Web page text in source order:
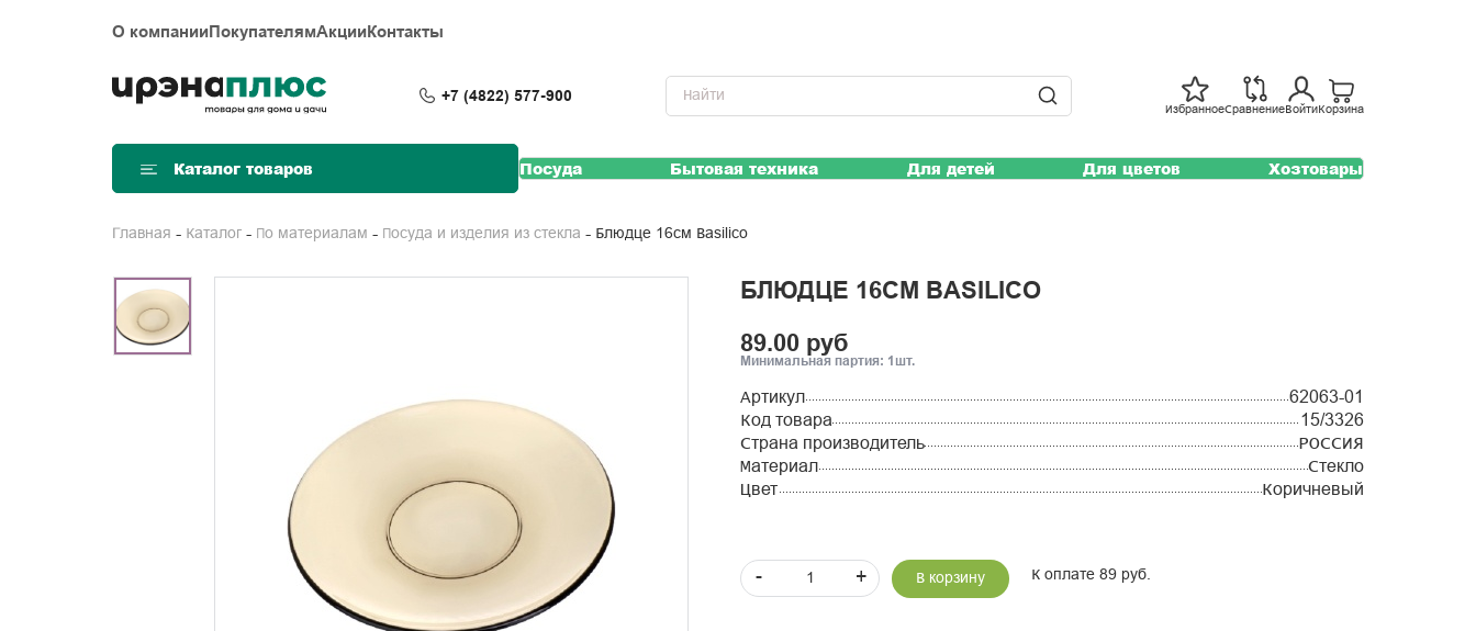
О компанииПокупателямАкцииКонтакты
+7 (4822) 577-900
ИзбранноеСравнение Войти Корзина
Каталог товаров Посуда Бытовая техника Для детей Для цветов Хозтовары
Главная Каталог По материалам Посуда и изделия из стекла Блюдце 16см Basilico
БЛЮДЦЕ 16СМ BASILICO
89.00 руб
Минимальная партия: 1шт.
Артикул
62063-01
Код товара
15/3326
Страна производитель
РОССИЯ
Материал
Стекло
Цвет
Коричневый
- + В корзину К оплате 89 руб.